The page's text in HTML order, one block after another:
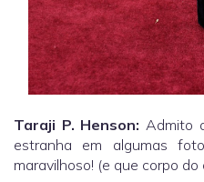
Taraji P. Henson: Admito
estranha em algumas
maravilhoso! (e que corpo do